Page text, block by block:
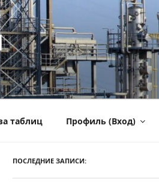
таблиц Профиль (Вход)
ПОСЛЕДНИЕ ЗАПИСИ: